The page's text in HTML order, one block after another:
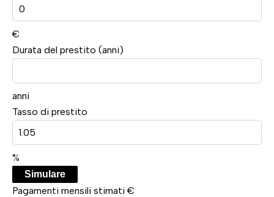
€
Durata del prestito (anni)
anni
Tasso di prestito
%
Simulare
Pagamenti mensili stimati €